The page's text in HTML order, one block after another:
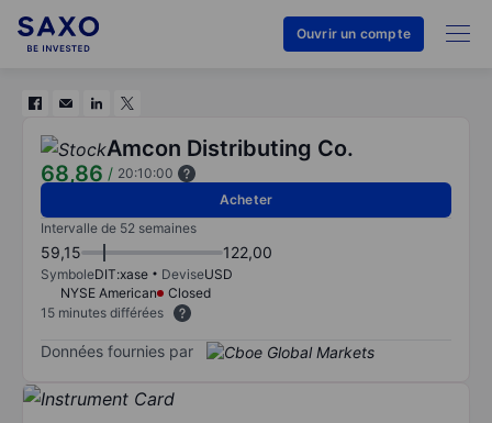
Ouvrir un compte
Amcon Distributing Co.
68,86 / 20:10:00
Acheter
Intervalle de 52 semaines
59,15 122,00
SymboleDIT:xase DeviseUSD
NYSE American
Closed
15 minutes différées
Données fournies par